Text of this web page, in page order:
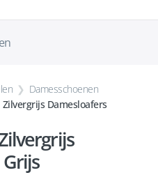
Damesschoenen
Damesloafers